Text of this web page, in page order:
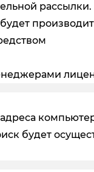
рассылки.
будет